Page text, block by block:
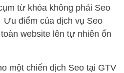
từ khóa không phải Seo
điểm của dịch vụ Seo
website lên tự nhiên ổn
một chiến dịch Seo tại GTV